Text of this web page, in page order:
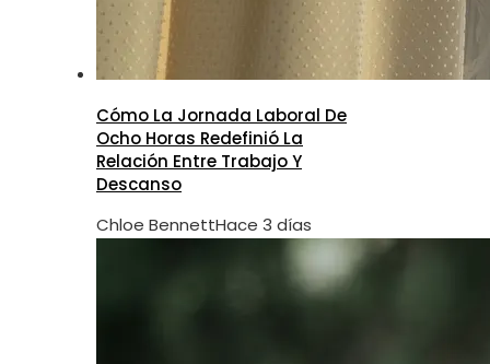
Cómo La Jornada Laboral De
Ocho Horas Redefinió La
Relación Entre Trabajo Y
Descanso
Chloe BennettHace 3 días